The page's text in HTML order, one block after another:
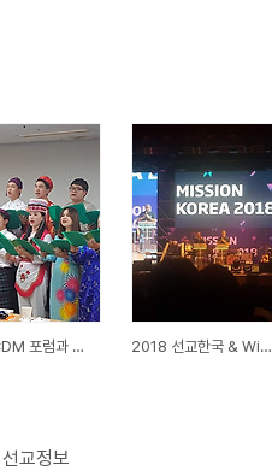
2018 ICDM 포럼과 위디선교사 파송식 사진 2018 선교한국 & WiThee
교정보